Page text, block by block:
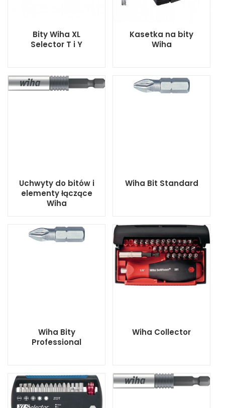
Bity Wiha XL
Selector T i Y
Kasetka na bity
Wiha
Uchwyty do bitów i
elementy łączące
Wiha
Wiha Bit Standard
Wiha Bity
Professional
Wiha Collector